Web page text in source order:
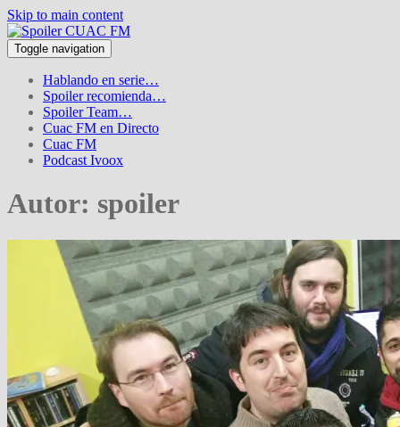
Skip to main content
Toggle navigation
Hablando en serie…
Spoiler recomienda…
Spoiler Team…
Cuac FM en Directo
Cuac FM
Podcast Ivoox
Autor: spoiler